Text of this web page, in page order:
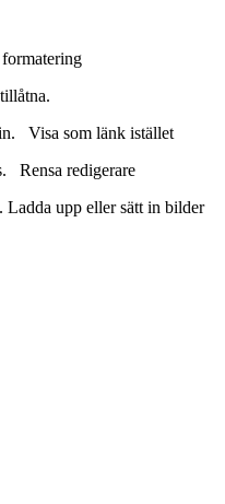
Visa som länk istället
Rensa redigerare
upp eller sätt in bilder